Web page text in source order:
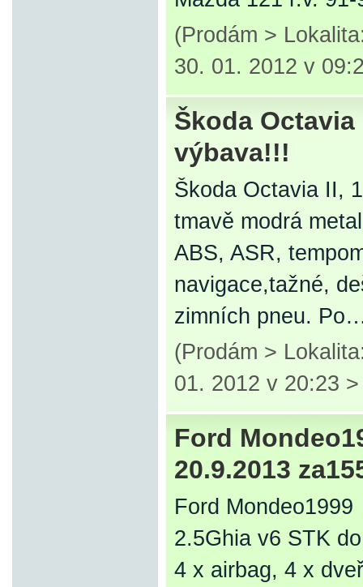
(Prodám >
30. 01. 2012 v
Škoda
výbava!!!
Škoda Octavia II,
tmavě modrá
ABS, ASR,
navigace,tažné,
zimních pneu.
(Prodám >
01. 2012 v 20:23
Ford
20.9.2013
Ford Mondeo1999
2.5Ghia v6 STK
4 x airbag, 4 x